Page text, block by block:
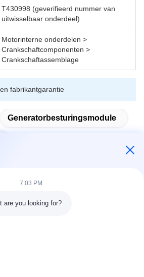
T430998 (geverifieerd nummer van
uitwisselbaar onderdeel)
Motorinterne onderdelen >
Crankschaftcomponenten >
Crankschaftassemblage
fabrikantgarantie
Generatorbesturingsmodule
7:03 PM
are you looking for?